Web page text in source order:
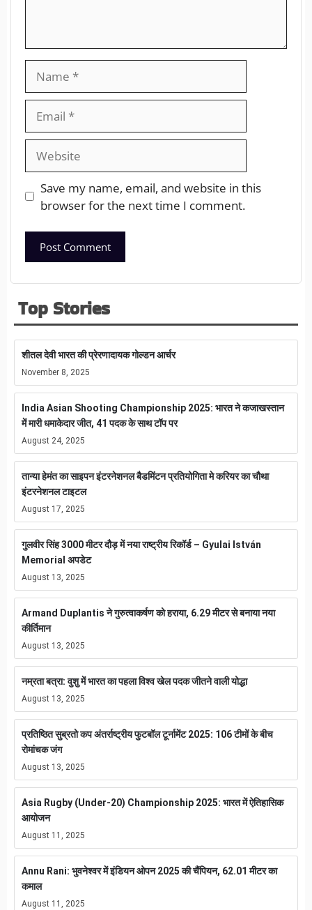
Save my name, email, and website in this
browser for the next time I comment.
Top Stories
शीतल देवी भारत की प्रेरणादायक गोल्डन आर्चर
November 8, 2025
India Asian Shooting Championship 2025: भारत ने कजाखस्तान
में मारी धमाकेदार जीत, 41 पदक के साथ टॉप पर
August 24, 2025
तान्या हेमंत का साइपन इंटरनेशनल बैडमिंटन प्रतियोगिता मे करियर का चौथा
इंटरनेशनल टाइटल
August 17, 2025
गुलवीर सिंह 3000 मीटर दौड़ में नया राष्ट्रीय रिकॉर्ड – Gyulai István
Memorial अपडेट
August 13, 2025
Armand Duplantis ने गुरुत्वाकर्षण को हराया, 6.29 मीटर से बनाया नया
कीर्तिमान
August 13, 2025
नम्रता बत्रा: वुशु में भारत का पहला विश्व खेल पदक जीतने वाली योद्धा
August 13, 2025
प्रतिष्ठित सुब्रतो कप अंतर्राष्ट्रीय फुटबॉल टूर्नामेंट 2025: 106 टीमों के बीच
रोमांचक जंग
August 13, 2025
Asia Rugby (Under-20) Championship 2025: भारत में ऐतिहासिक
आयोजन
August 11, 2025
Annu Rani: भुवनेश्वर में इंडियन ओपन 2025 की चैंपियन, 62.01 मीटर का
कमाल
August 11, 2025